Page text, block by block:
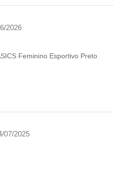
2026
Feminino Esportivo Preto
07/2025